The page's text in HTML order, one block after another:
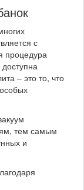
с
процедура
– это то, что
тем самым
и